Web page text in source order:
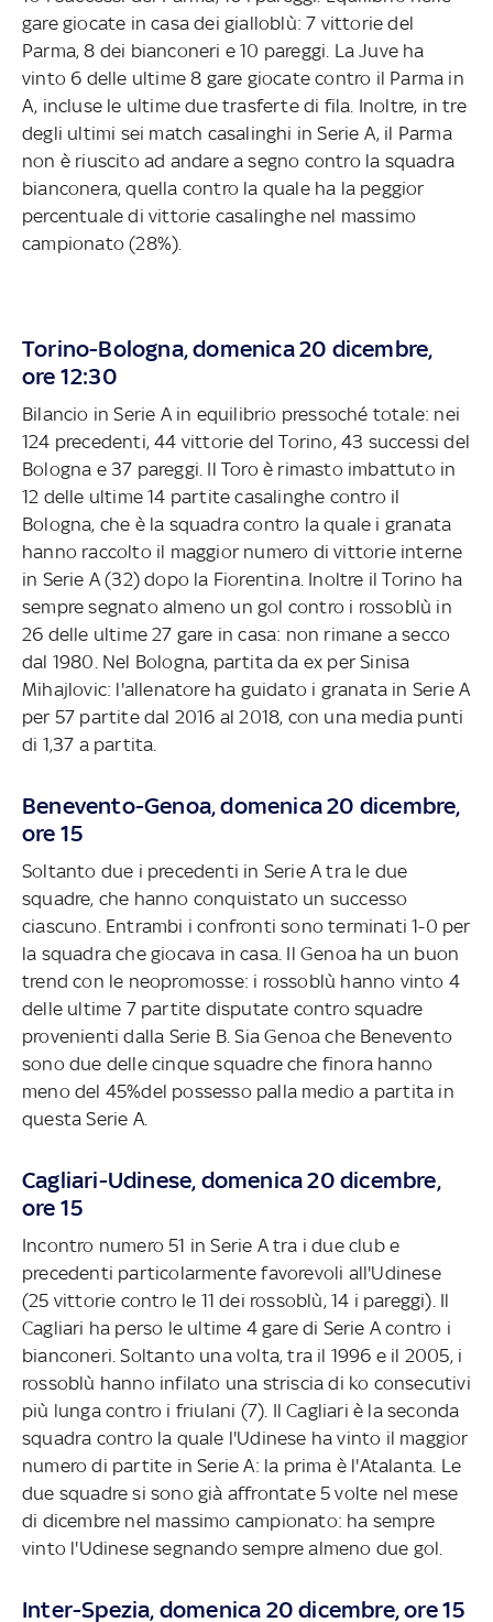
gare giocate in casa dei gialloblù: 7 vittorie del
Parma, 8 dei bianconeri e 10 pareggi. La Juve ha
vinto 6 delle ultime 8 gare giocate contro il Parma in
A, incluse le ultime due trasferte di fila. Inoltre, in tre
degli ultimi sei match casalinghi in Serie A, il Parma
non è riuscito ad andare a segno contro la squadra
bianconera, quella contro la quale ha la peggior
percentuale di vittorie casalinghe nel massimo
campionato (28%).
Torino-Bologna, domenica 20 dicembre,
ore 12:30
Bilancio in Serie A in equilibrio pressoché totale: nei
124 precedenti, 44 vittorie del Torino, 43 successi del
Bologna e 37 pareggi. Il Toro è rimasto imbattuto in
12 delle ultime 14 partite casalinghe contro il
Bologna, che è la squadra contro la quale i granata
hanno raccolto il maggior numero di vittorie interne
in Serie A (32) dopo la Fiorentina. Inoltre il Torino ha
sempre segnato almeno un gol contro i rossoblù in
26 delle ultime 27 gare in casa: non rimane a secco
dal 1980. Nel Bologna, partita da ex per Sinisa
Mihajlovic: l'allenatore ha guidato i granata in Serie A
per 57 partite dal 2016 al 2018, con una media punti
di 1,37 a partita.
Benevento-Genoa, domenica 20 dicembre,
ore 15
Soltanto due i precedenti in Serie A tra le due
squadre, che hanno conquistato un successo
ciascuno. Entrambi i confronti sono terminati 1-0 per
la squadra che giocava in casa. Il Genoa ha un buon
trend con le neopromosse: i rossoblù hanno vinto 4
delle ultime 7 partite disputate contro squadre
provenienti dalla Serie B. Sia Genoa che Benevento
sono due delle cinque squadre che finora hanno
meno del 45%del possesso palla medio a partita in
questa Serie A.
Cagliari-Udinese, domenica 20 dicembre,
ore 15
Incontro numero 51 in Serie A tra i due club e
precedenti particolarmente favorevoli all'Udinese
(25 vittorie contro le 11 dei rossoblù, 14 i pareggi). Il
Cagliari ha perso le ultime 4 gare di Serie A contro i
bianconeri. Soltanto una volta, tra il 1996 e il 2005, i
rossoblù hanno infilato una striscia di ko consecutivi
più lunga contro i friulani (7). Il Cagliari è la seconda
squadra contro la quale l'Udinese ha vinto il maggior
numero di partite in Serie A: la prima è l'Atalanta. Le
due squadre si sono già affrontate 5 volte nel mese
di dicembre nel massimo campionato: ha sempre
vinto l'Udinese segnando sempre almeno due gol.
Inter-Spezia, domenica 20 dicembre, ore 15